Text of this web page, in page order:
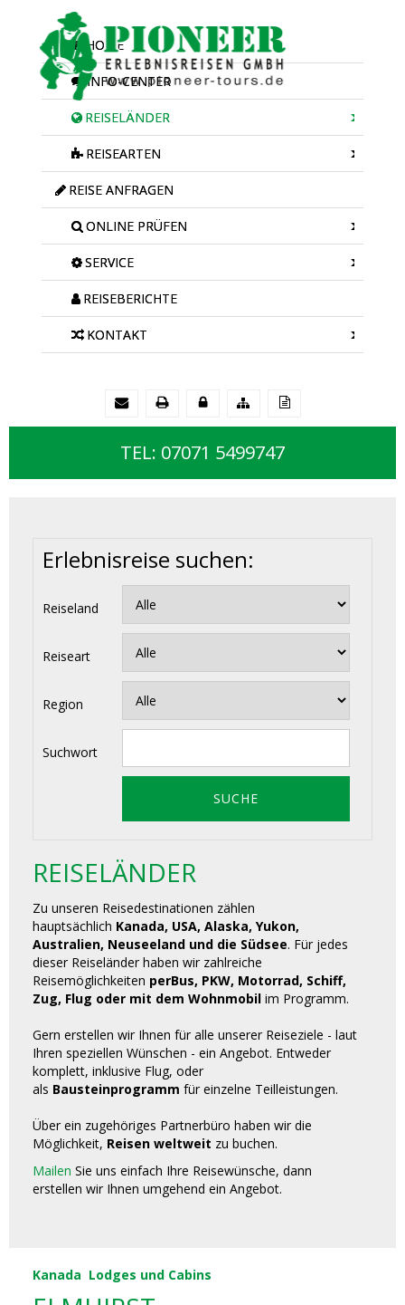
HOME
INFO-CENTER
REISELÄNDER
REISEARTEN
REISE ANFRAGEN
ONLINE PRÜFEN
SERVICE
REISEBERICHTE
KONTAKT
TEL: 07071 5499747
Erlebnisreise suchen:
Reiseland
Reiseart
Region
Suchwort
REISELÄNDER
Zu unseren Reisedestinationen zählen
hauptsächlich Kanada, USA, Alaska, Yukon,
Australien, Neuseeland und die Südsee. Für jedes
dieser Reiseländer haben wir zahlreiche
Reisemöglichkeiten perBus, PKW, Motorrad, Schiff,
Zug, Flug oder mit dem Wohnmobil im Programm.
Gern erstellen wir Ihnen für alle unserer Reiseziele - laut
Ihren speziellen Wünschen - ein Angebot. Entweder
komplett, inklusive Flug, oder
als Bausteinprogramm für einzelne Teilleistungen.
Über ein zugehöriges Partnerbüro haben wir die
Möglichkeit, Reisen weltweit zu buchen.
Mailen Sie uns einfach Ihre Reisewünsche, dann
erstellen wir Ihnen umgehend ein Angebot.
Kanada Lodges und Cabins